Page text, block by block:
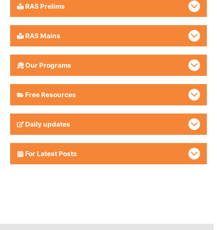
RAS Prelims
RAS Mains
Our Programs
Free Resources
Daily updates
For Latest Posts